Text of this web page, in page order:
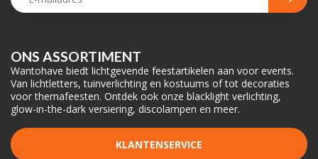
ONS ASSORTIMENT
Wantohave biedt lichtgevende feestartikelen aan voor events.
Van lichtletters, tuinverlichting en kostuums of tot decoraties
voor themafeesten. Ontdek ook onze blacklight verlichting,
glow-in-the-dark versiering, discolampen en meer.
KLANTENSERVICE